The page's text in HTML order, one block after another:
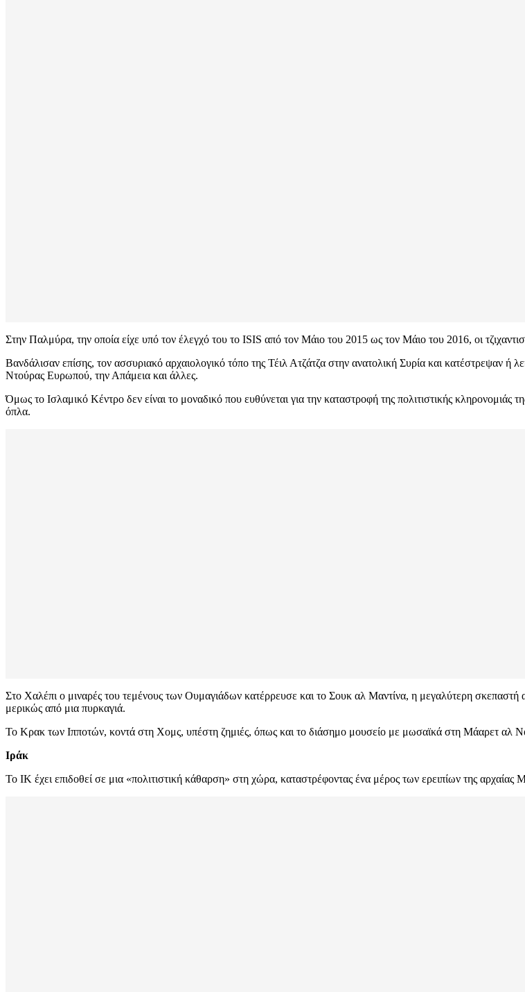
Στην Παλμύρα, την οποία είχε υπό τον έλεγχό του το ISIS από τον Μάιο του 2015 ως τον Μάιο του 2016, οι
Βανδάλισαν επίσης, τον ασσυριακό αρχαιολογικό τόπο της Τέιλ Ατζάτζα στην ανατολική Συρία και κατέστρεψαν ή
Ντούρας Ευρωπού, την Απάμεια και άλλες.
Όμως το Ισλαμικό Κέντρο δεν είναι το μοναδικό που ευθύνεται για την καταστροφή της πολιτιστικής
όπλα.
Στο Χαλέπι ο μιναρές του τεμένους των Ουμαγιάδων κατέρρευσε και το Σουκ αλ Μαντίνα, η μεγαλύτερη
μερικώς από μια πυρκαγιά.
Το Κρακ των Ιπποτών, κοντά στη Χομς, υπέστη ζημιές, όπως και το διάσημο μουσείο με μωσαϊκά στη Μάαρετ αλ
Ιράκ
Το ΙΚ έχει επιδοθεί σε μια «πολιτιστική κάθαρση» στη χώρα, καταστρέφοντας ένα μέρος των ερειπίων της